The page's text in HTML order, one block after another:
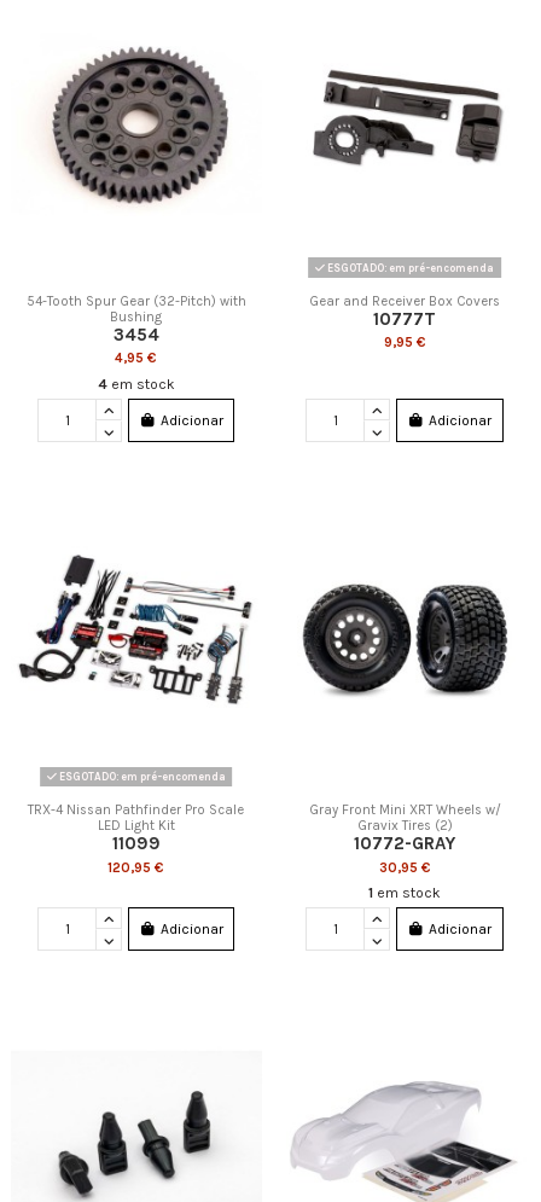
54-Tooth Spur Gear (32-Pitch) with
Bushing
3454
4,95 €
4 em stock
Adicionar
ESGOTADO: em pré-encomenda
Gear and Receiver Box Covers
10777T
9,95 €
Adicionar
ESGOTADO: em pré-encomenda
TRX-4 Nissan Pathfinder Pro Scale
LED Light Kit
11099
120,95 €
Adicionar
Gray Front Mini XRT Wheels w/
Gravix Tires (2)
10772-GRAY
30,95 €
1 em stock
Adicionar